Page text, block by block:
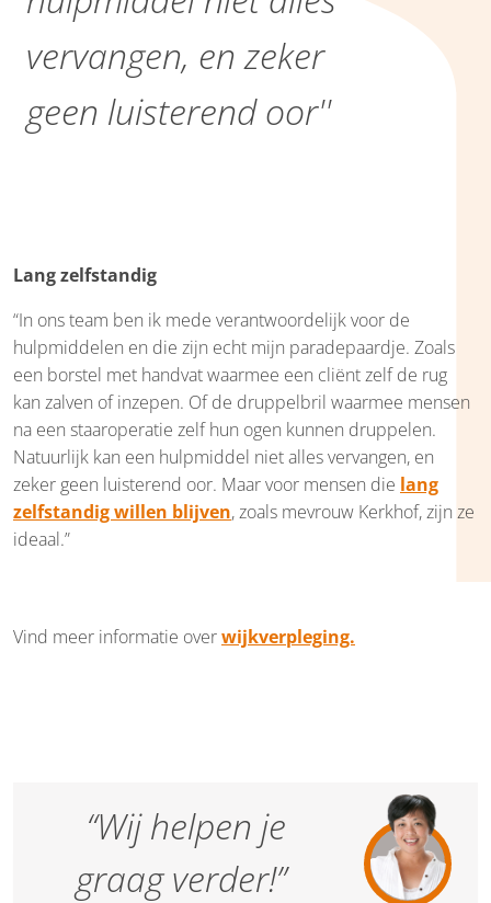
vervangen, en zeker
geen luisterend oor''
Lang zelfstandig
“In ons team ben ik mede verantwoordelijk voor de
hulpmiddelen en die zijn echt mijn paradepaardje. Zoals
een borstel met handvat waarmee een cliënt zelf de rug
kan zalven of inzepen. Of de druppelbril waarmee mensen
na een staaroperatie zelf hun ogen kunnen druppelen.
Natuurlijk kan een hulpmiddel niet alles vervangen, en
zeker geen luisterend oor. Maar voor mensen die lang
zelfstandig willen blijven, zoals mevrouw Kerkhof, zijn ze
ideaal.”
Vind meer informatie overwijkverpleging.
“Wij helpen je
graag verder!”